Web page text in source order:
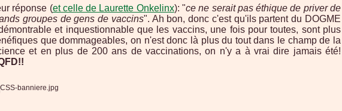
réponse (et celle de Laurette Onkelinx): "ce ne serait pas éthique de priver de
groupes de gens de vaccins". Ah bon, donc c'est qu'ils partent du DOGME
et inquestionnable que les vaccins, une fois pour toutes, sont plus
que dommageables, on n'est donc là plus du tout dans le champ de la
et en plus de 200 ans de vaccinations, on n'y a à vrai dire jamais été!